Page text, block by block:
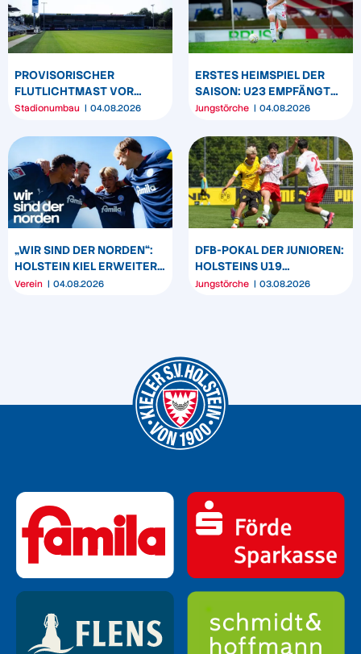
PROVISORISCHER
FLUTLICHTMAST VOR
WESTTRIBÜNE WIRD
Stadionumbau 04.08.2026
ERSTES HEIMSPIEL DER
SAISON: U23 EMPFÄNGT
HEIDER SV
Jungstörche 04.08.2026
„WIR SIND DER NORDEN“:
HOLSTEIN KIEL ERWEITERT
SEIN MARKENBILD
Verein 04.08.2026
DFB-POKAL DER JUNIOREN:
HOLSTEINS U19
TRIUMPHIERT IN
Jungstörche 03.08.2026